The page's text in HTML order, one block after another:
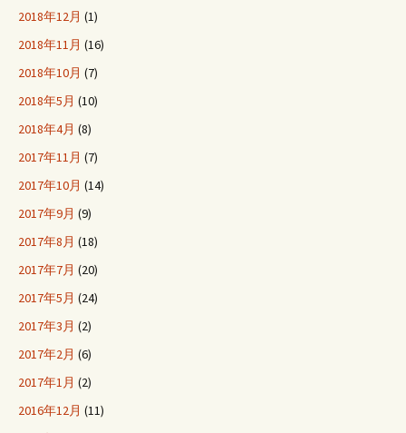
2018年12月 (1)
2018年11月 (16)
2018年10月 (7)
2018年5月 (10)
2018年4月 (8)
2017年11月 (7)
2017年10月 (14)
2017年9月 (9)
2017年8月 (18)
2017年7月 (20)
2017年5月 (24)
2017年3月 (2)
2017年2月 (6)
2017年1月 (2)
2016年12月 (11)